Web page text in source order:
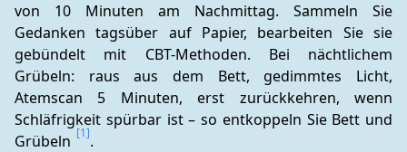
von 10 Minuten am Nachmittag. Sammeln Sie
Gedanken tagsüber auf Papier, bearbeiten Sie sie
gebündelt mit CBT-Methoden. Bei nächtlichem
Grübeln: raus aus dem Bett, gedimmtes Licht,
Atemscan 5 Minuten, erst zurückkehren, wenn
Schläfrigkeit spürbar ist – so entkoppeln Sie Bett und
Grübeln [1].